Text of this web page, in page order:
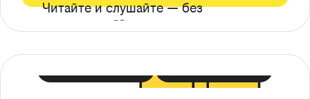
Читайте и слушайте — без
ограничений*